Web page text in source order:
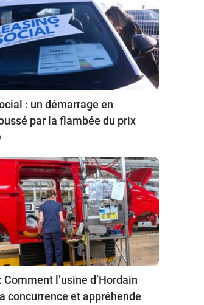
: un démarrage en
par la flambée du prix
l’usine d’Hordain
concurrence et appréhende